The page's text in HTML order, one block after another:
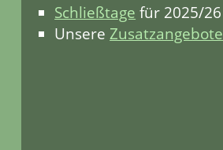
Schließtage für 2025/26
UnsereZusatzangebote